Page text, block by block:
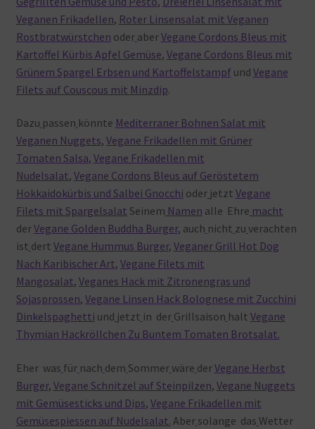
Veganen Frikadellen, Roter Linsensalat mit Veganen
Rostbratwürstchen oder aberVegane Cordons Bleus mit
Kartoffel Kürbis Apfel Gemüse, Vegane Cordons Bleus mit
Grünem Spargel Erbsen und Kartoffelstampf und Vegane
Filets auf Couscous mit Minzdip.
Dazu passen könnte Mediterraner Bohnen Salat mit
Veganen Nuggets, Vegane Frikadellen mit Grüner
Tomaten Salsa, Vegane Frikadellen mit
Nudelsalat, Vegane Cordons Bleus auf Geröstetem
Hokkaidokürbis und Salbei Gnocchi oder jetzt Vegane
Filets mit Spargelsalat Seinem Namen alle Ehre macht
derVegane Golden Buddha Burger, auch nicht zu verachten
ist dert Vegane Hummus Burger, Veganer Grill Hot Dog
Nach Karibischer Art, Vegane Filets mit
Mangosalat, Veganes Hack mit Zitronengras und
Sojasprossen, Vegane Linsen Hack Bolognese mit Zucchini
Dinkelspaghetti und jetzt in der Grillsaison halt Vegane
Thymian Hackröllchen Zu Buntem Tomaten Brotsalat.
Eher was für nach dem Sommer wäre derVegane Herbst
Burger, Vegane Schnitzel auf Steinpilzen, Vegane Nuggets
mit Gemüsesticks und Dips, Vegane Frikadellen mit
Gemüsespiessen auf Nudelsalat. Aber solange das Wetter